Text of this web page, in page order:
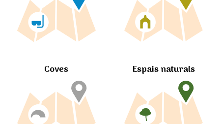
Coves Espais naturals